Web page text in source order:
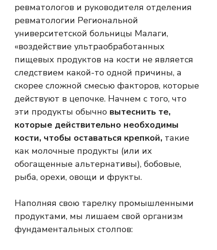
ревматологов и руководителя отделения
ревматологии Региональной
университетской больницы Малаги,
«воздействие ультраобработанных
пищевых продуктов на кости не является
следствием какой-то одной причины, а
скорее сложной смесью факторов, которые
действуют в цепочке. Начнем с того, что
эти продукты обычно вытеснить те,
которые действительно необходимы
кости, чтобы оставаться крепкой, такие
как молочные продукты (или их
обогащенные альтернативы), бобовые,
рыба, орехи, овощи и фрукты.
Наполняя свою тарелку промышленными
продуктами, мы лишаем свой организм
фундаментальных столпов: